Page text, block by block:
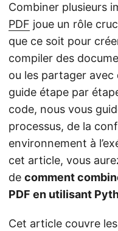
Combiner plusieurs
PDF joue un rôle
que ce soit pour
compiler des
ou les partager avec
guide étape par
code, nous vous
processus, de la
environnement à
cet article, vous
de comment
PDF en utilisant
Cet article couvre